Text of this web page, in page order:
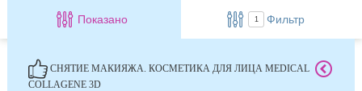
Показано 1 Фильтр
СНЯТИЕ МАКИЯЖА. КОСМЕТИКА ДЛЯ ЛИЦА MEDICAL
COLLAGENE 3D